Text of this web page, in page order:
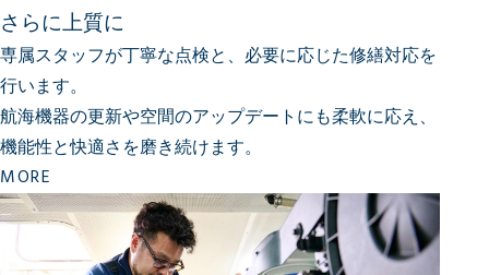
さらに上質に
専属スタッフが丁寧な点検と、必要に応じた修繕対応を
行います。
航海機器の更新や空間のアップデートにも柔軟に応え、
機能性と快適さを磨き続けます。
MORE